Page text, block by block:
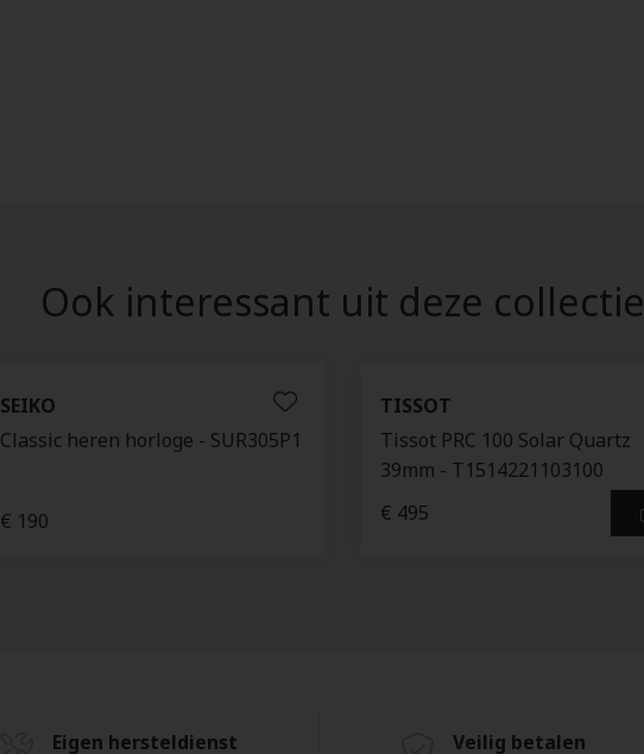
Ook interessant uit deze collectie
SEIKO
Classic heren horloge - SUR305P1
€ 190
TISSOT
Tissot PRC 100 Solar Quartz
39mm - T1514221103100
€ 495
Eigen hersteldienst Veilig betalen